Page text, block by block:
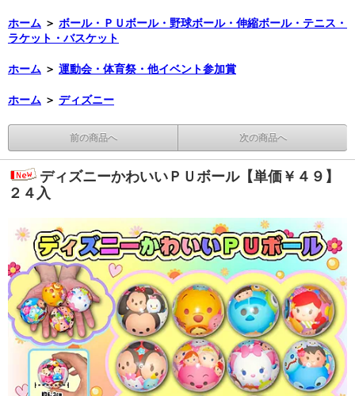
ホーム ＞ ボール・ＰＵボール・野球ボール・伸縮ボール・テニス・
ラケット・バスケット
ホーム ＞ 運動会・体育祭・他イベント参加賞
ホーム ＞ ディズニー
前の商品へ 次の商品へ
ディズニーかわいいＰＵボール【単価￥４９】
２４入